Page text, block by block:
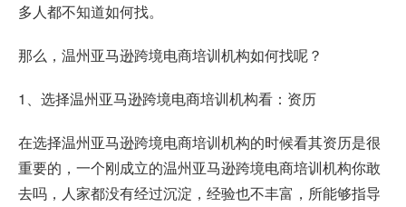
多人都不知道如何找。
那么，温州亚马逊跨境电商培训机构如何找呢？
1、选择温州亚马逊跨境电商培训机构看：资历
在选择温州亚马逊跨境电商培训机构的时候看其资历是很
重要的，一个刚成立的温州亚马逊跨境电商培训机构你敢
去吗，人家都没有经过沉淀，经验也不丰富，所能够指导